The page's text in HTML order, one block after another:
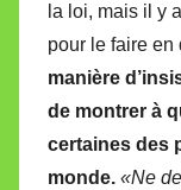
la loi, mais il y
pour le faire en
manière
de montrer à
certaines des
monde. «Ne